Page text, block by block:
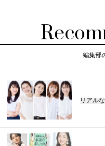
編集部
リアル